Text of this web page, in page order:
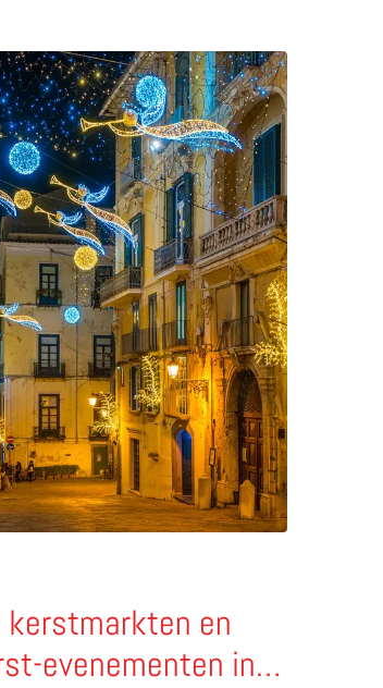
Divino (Napels)
en
evenementen in
Lichtjes, kerstmarkten en meer kerst-